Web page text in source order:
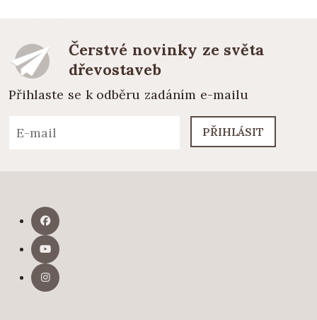
Čerstvé novinky ze světa
dřevostaveb
Přihlaste se k odběru zadáním e-mailu
PŘIHLÁSIT